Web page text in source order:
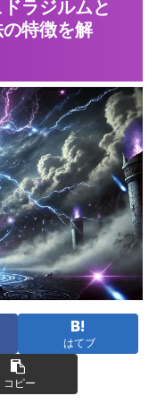
ラジルムと
特徴を解
はてブ
コピー